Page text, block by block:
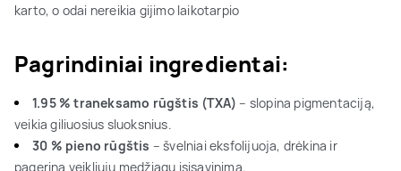
karto, o odai nereikia gijimo laikotarpio
Pagrindiniai ingredientai:
1.95 % traneksamo rūgštis (TXA) – slopina pigmentaciją,
veikia giliuosius sluoksnius.
30 % pieno rūgštis – švelniai eksfolijuoja, drėkina ir
pagerina veikliųjų medžiagų įsisavinimą.